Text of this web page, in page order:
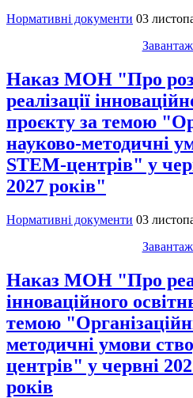
Нормативні документи 03
Наказ МОН "Про
реалізації
проєкту за темою
науково-методичні
STEM-центрів" у
2027 років"
Нормативні документи 03
Наказ МОН "Про
інноваційного
темою
методичні умови
центрів" у червні
років